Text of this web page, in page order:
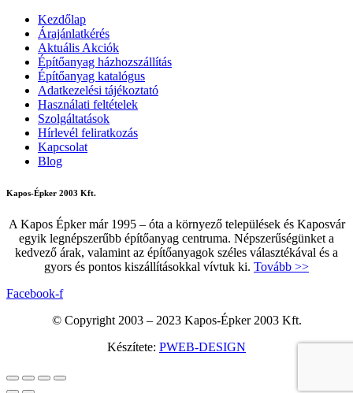
Kezdőlap
Árajánlatkérés
Aktuális Akciók
Építőanyag házhozszállítás
Építőanyag katalógus
Adatkezelési tájékoztató
Használati feltételek
Szolgáltatások
Hírlevél feliratkozás
Kapcsolat
Blog
Kapos-Épker 2003 Kft.
A Kapos Épker már 1995 – óta a környező települések és Kaposvár
egyik legnépszerűbb építőanyag centruma. Népszerűségünket a
kedvező árak, valamint az építőanyagok széles választékával és a
gyors és pontos kiszállításokkal vívtuk ki. Tovább >>
Facebook-f
© Copyright 2003 – 2023 Kapos-Épker 2003 Kft.
Készítete: PWEB-DESIGN